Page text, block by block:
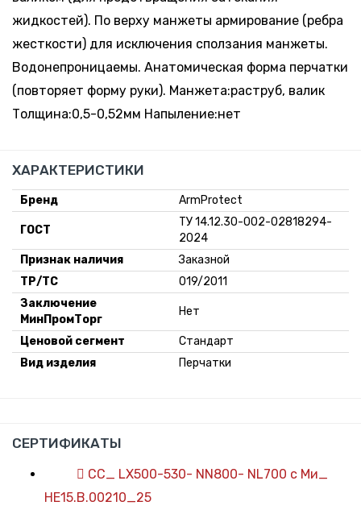
жидкостей). По верху манжеты армирование (ребра
жесткости) для исключения сползания манжеты.
Водонепроницаемы. Анатомическая форма перчатки
(повторяет форму руки). Манжета:раструб, валик
Толщина:0,5-0,52мм Напыление:нет
ХАРАКТЕРИСТИКИ
Бренд ArmProtect
ГОСТ
ТУ 14.12.30-002-02818294-
2024
Признак наличия
Заказной
ТР/ТС
019/2011
Заключение
МинПромТорг
Нет
Ценовой сегмент
Стандарт
Вид изделия
Перчатки
СЕРТИФИКАТЫ
СС_ LX500-530- NN800- NL700 с Ми_
НЕ15.В.00210_25